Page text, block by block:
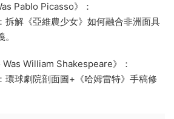
Pablo Picasso》：
拆解《亞維農少女》如何融合非洲面具
Was William Shakespeare》：
​：環球劇院剖面圖+《哈姆雷特》手稿修